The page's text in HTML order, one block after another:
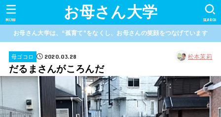
お母さん大学 SEARCH
MENU
お母さん大学は、“孤育て”をなくし、お母さんの笑顔をつなげています
母ゴコロ 2020.03.28 松本茉莉
だるまさんがころんだ